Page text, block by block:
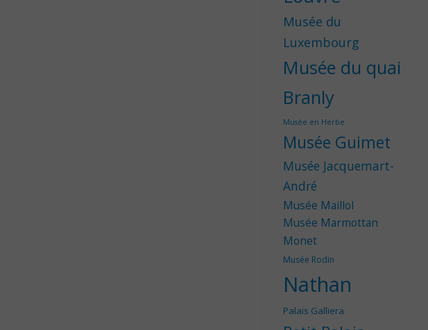
Musée du
Luxembourg
Musée du quai
Branly
Musée en Herbe
Musée Guimet
Musée Jacquemart-
André
Musée Maillol
Musée Marmottan
Monet
Musée Rodin
Nathan
Palais Galliera